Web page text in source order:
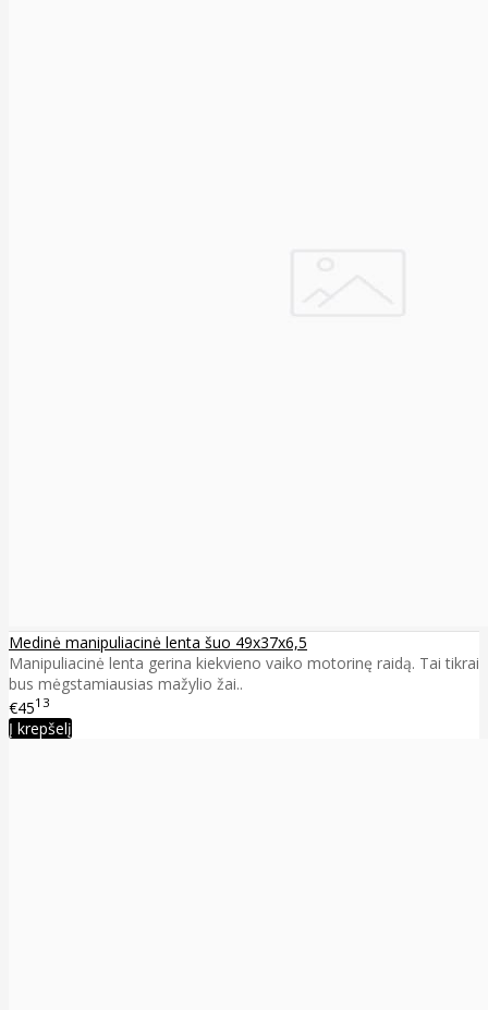
Medinė manipuliacinė lenta šuo 49x37x6,5
Manipuliacinė lenta gerina kiekvieno vaiko motorinę raidą. Tai tikrai
bus mėgstamiausias mažylio žai..
€4513
Į krepšelį